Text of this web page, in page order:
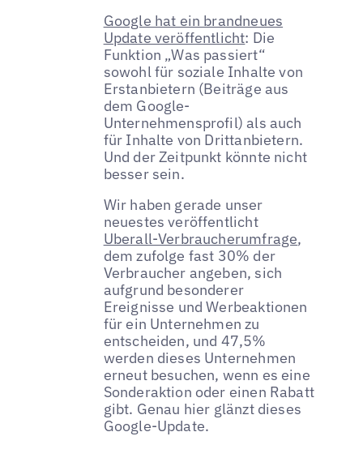
Google hat ein brandneues
Update veröffentlicht: Die
Funktion „Was passiert“
sowohl für soziale Inhalte von
Erstanbietern (Beiträge aus
dem Google-
Unternehmensprofil) als auch
für Inhalte von Drittanbietern.
Und der Zeitpunkt könnte nicht
besser sein.
Wir haben gerade unser
neuestes veröffentlicht
Uberall-Verbraucherumfrage,
dem zufolge fast 30% der
Verbraucher angeben, sich
aufgrund besonderer
Ereignisse und Werbeaktionen
für ein Unternehmen zu
entscheiden, und 47,5%
werden dieses Unternehmen
erneut besuchen, wenn es eine
Sonderaktion oder einen Rabatt
gibt. Genau hier glänzt dieses
Google-Update.